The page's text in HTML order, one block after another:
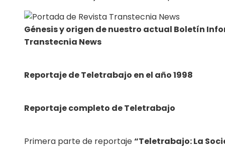
Génesis y origen de nuestro actual Boletín
Transtecnia News
Reportaje de Teletrabajo en el año 1998
Reportaje completo de Teletrabajo
Primera parte de reportaje“Teletrabajo: La